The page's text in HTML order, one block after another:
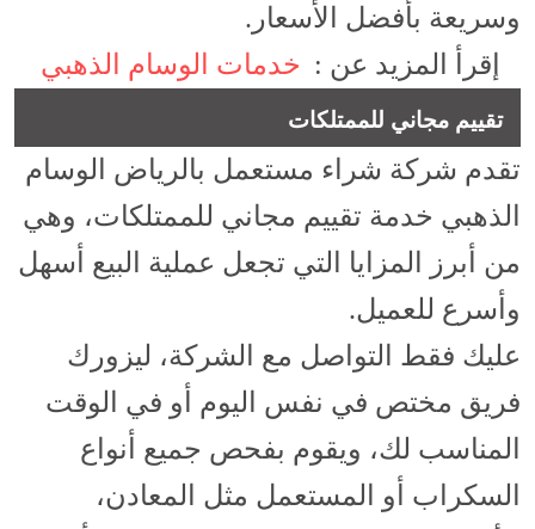
وسريعة بأفضل الأسعار.
إقرأ المزيد عن : خدمات الوسام الذهبي
تقييم مجاني للممتلكات
تقدم شركة شراء مستعمل بالرياض الوسام
الذهبي خدمة تقييم مجاني للممتلكات، وهي
من أبرز المزايا التي تجعل عملية البيع أسهل
وأسرع للعميل.
عليك فقط التواصل مع الشركة، ليزورك
فريق مختص في نفس اليوم أو في الوقت
المناسب لك، ويقوم بفحص جميع أنواع
السكراب أو المستعمل مثل المعادن،